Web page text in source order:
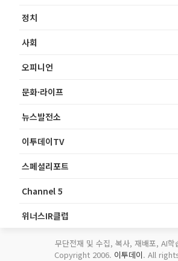
정치
사회
오피니언
문화·라이프
뉴스발전소
이투데이TV
스페셜리포트
Channel 5
위너스IR클럽
무단전재 및 수집, 복사, 재배포, AI학
Copyright 2006. 이투데이. All